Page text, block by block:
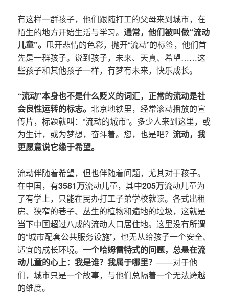
有这样一群孩子，他们跟随打工的父母来到城市，在
陌生的地方开始生活与学习。通常，他们被叫做“流动
儿童”。 甩开悲情的色彩，抛开“流动”的标签，他们首
先是一群孩子。说到孩子，未来、天真、希望……这
些孩子和其他孩子一样，有梦有未来，快乐成长。
“流动”本身也不是什么贬义的词汇，正常的流动是社
会良性运转的标志。北京地铁里，经常滚动播放的宣
传片，标题就叫：“流动的城市”。多少人来到这里，或
为生计，或为梦想，奋斗着。您，也是吧？流动，我
更愿意说它缘于希望。
流动伴随着希望，但也伴随着问题，尤其对于孩子。
在中国，有3581万流动儿童，其中205万流动儿童为
了有学上，只能在民办打工子弟学校就读。各式出租
房、狭窄的巷子、丛生的植物和遍地的垃圾，这就是
当下中国超过八成的流动人口居住地。这里没有所谓
的“城市配套公共服务设施”，也无从给孩子一个安全、
适宜的成长环境。一个哈姆雷特式的问题，总悬在流
动儿童的心上：我是谁？我属于哪里？——对于他
们，城市只是一个故事，与他们总隔着一个无法跨越
的维度。